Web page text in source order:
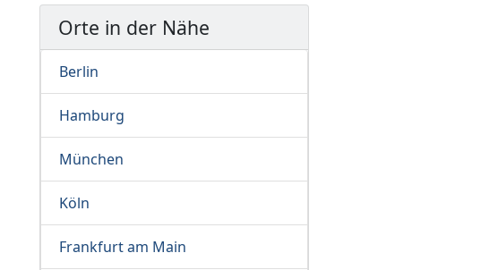
Orte in der Nähe
Berlin
Hamburg
München
Köln
Frankfurt am Main